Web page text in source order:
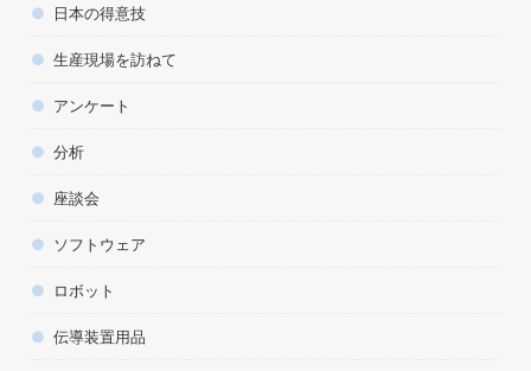
日本の得意技
生産現場を訪ねて
アンケート
分析
座談会
ソフトウェア
ロボット
伝導装置用品